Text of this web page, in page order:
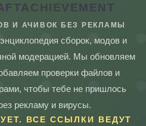
И АЧИВОК БЕЗ РЕКЛАМЫ
сборок, модов и
модерацией. Мы обновляем
проверки файлов и
чтобы тебе не пришлось
рекламу и вирусы.
ВСЕ ССЫЛКИ ВЕДУТ